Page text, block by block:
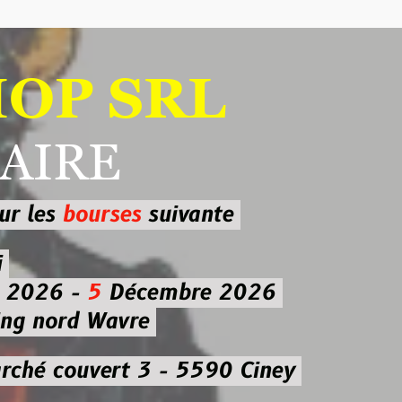
SRL
suivante
5Décembre 2026
Wavre
3 - 5590 Ciney